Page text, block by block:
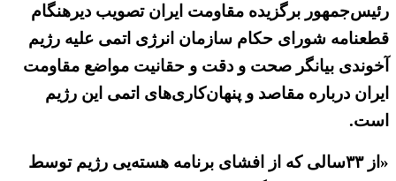
رئیس‌جمهور برگزیده مقاومت ایران تصویب دیرهنگام
قطعنامه شورای حکام سازمان انرژی اتمی علیه رژیم
آخوندی بیانگر صحت و دقت و حقانیت مواضع مقاومت
ایران درباره مقاصد و پنهان‌کاری‌های اتمی این رژیم
است.
«از ۳۳سالی که از افشای برنامه هسته‌یی رژیم توسط